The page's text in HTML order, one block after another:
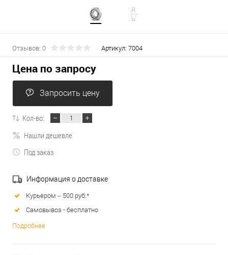
Отзывов: 0 Артикул: 7004
Цена по запросу
Запросить цену
Кол-во:
Нашли дешевле
Под заказ
Информация о доставке
Курьером – 500 руб.*
Самовывоз - бесплатно
Подробнее